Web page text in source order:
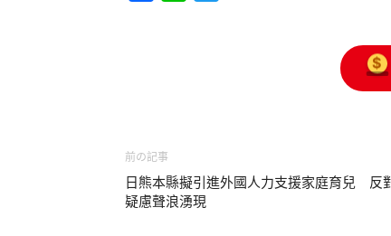
前の記事
日熊本縣擬引進外國人力支援家庭育兒 反
疑慮聲浪湧現